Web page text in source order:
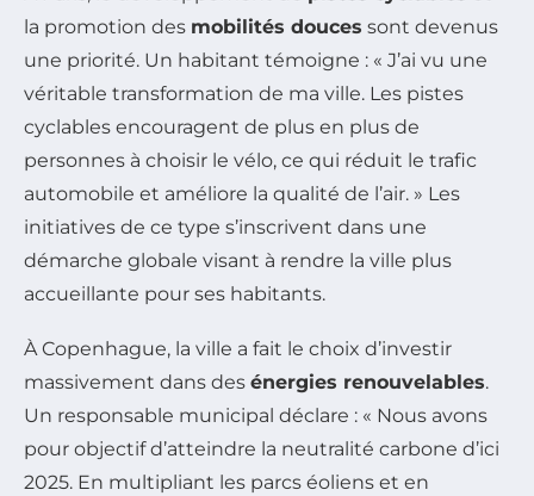
la promotion des mobilités douces sont devenus
une priorité. Un habitant témoigne : « J’ai vu une
véritable transformation de ma ville. Les pistes
cyclables encouragent de plus en plus de
personnes à choisir le vélo, ce qui réduit le trafic
automobile et améliore la qualité de l’air. » Les
initiatives de ce type s’inscrivent dans une
démarche globale visant à rendre la ville plus
accueillante pour ses habitants.
À Copenhague, la ville a fait le choix d’investir
massivement dans des énergies renouvelables.
Un responsable municipal déclare : « Nous avons
pour objectif d’atteindre la neutralité carbone d’ici
2025. En multipliant les parcs éoliens et en